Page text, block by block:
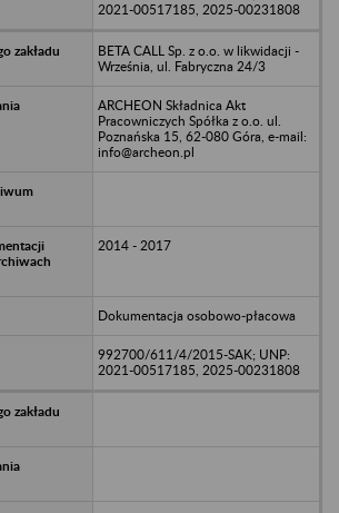
2021-00517185, 2025-00231808
BETA CALL Sp. z o.o. w likwidacji -
Września, ul. Fabryczna 24/3
ARCHEON Składnica Akt
Pracowniczych Spółka z o.o. ul.
Poznańska 15, 62-080 Góra, e-mail:
info@archeon.pl
2014 - 2017
Dokumentacja osobowo-płacowa
992700/611/4/2015-SAK; UNP:
2021-00517185, 2025-00231808